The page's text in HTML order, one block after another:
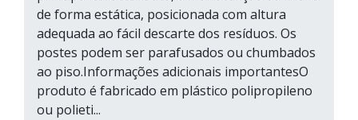
de forma estática, posicionada com altura
adequada ao fácil descarte dos resíduos. Os
postes podem ser parafusados ou chumbados
ao piso.Informações adicionais importantesO
produto é fabricado em plástico polipropileno
ou polieti...